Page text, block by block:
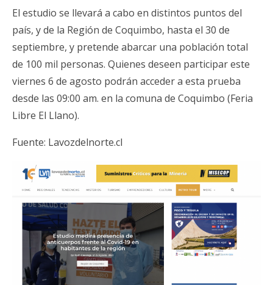
El estudio se llevará a cabo en distintos puntos del
país, y de la Región de Coquimbo, hasta el 30 de
septiembre, y pretende abarcar una población total
de 100 mil personas. Quienes deseen participar este
viernes 6 de agosto podrán acceder a esta prueba
desde las 09:00 am. en la comuna de Coquimbo (Feria
Libre El Llano).
Fuente: Lavozdelnorte.cl